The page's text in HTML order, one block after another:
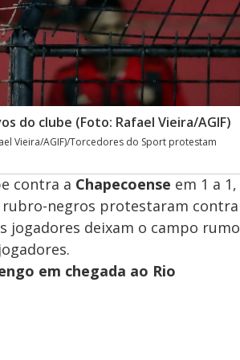
do clube (Foto: Rafael Vieira/AGIF)
Vieira/AGIF)/Torcedores do Sport protestam
contra a Chapecoense em 1 a 1,
rubro-negros protestaram contra
jogadores deixam o campo rumo
em chegada ao Rio